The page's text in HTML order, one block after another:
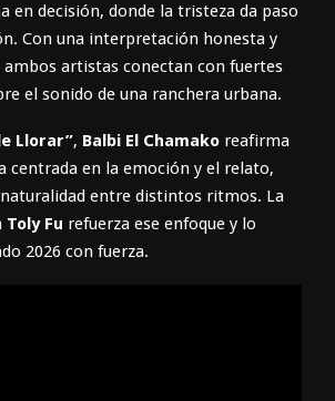
en decisión, donde la tristeza da paso
Con una interpretación honesta y
artistas conectan con fuertes
el sonido de una ranchera urbana.
Llorar”, Balbi El Chamako reafirma
centrada en la emoción y el relato,
entre distintos ritmos. La
Toly Fu refuerza ese enfoque y lo
2026 con fuerza.